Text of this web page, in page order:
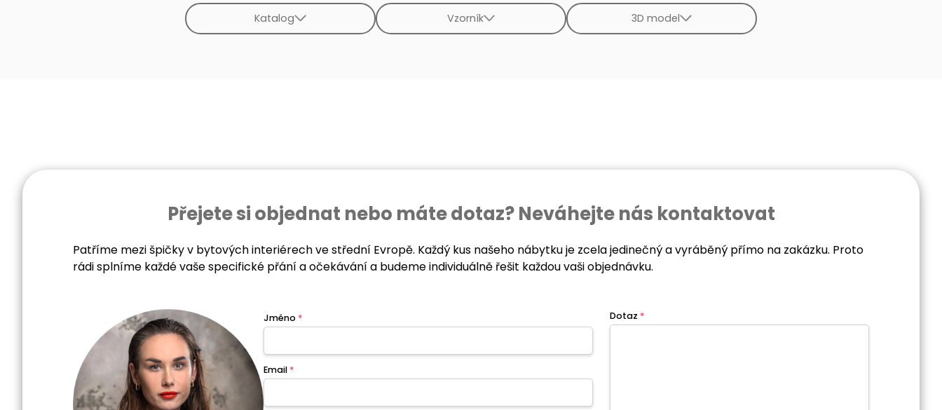
Katalog Vzorník 3D model
Přejete si objednat nebo máte dotaz? Neváhejte nás kontaktovat
Patříme mezi špičky v bytových interiérech ve střední Evropě. Každý kus našeho nábytku je zcela jedinečný a vyráběný přímo na zakázku. Proto
rádi splníme každé vaše specifické přání a očekávání a budeme individuálně řešit každou vaši objednávku.
Jméno *
Email *
Dotaz *